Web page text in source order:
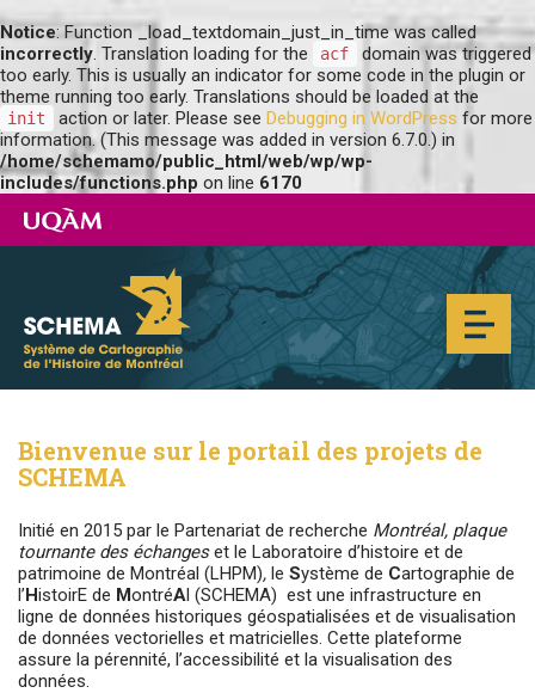
Notice: Function _load_textdomain_just_in_time was called
incorrectly. Translation loading for the acf
domain was triggered
too early. This is usually an indicator for some code in the plugin or
theme running too early. Translations should be loaded at the
init action or later. Please see Debugging in WordPress for more
information. (This message was added in version 6.7.0.) in
/home/schemamo/public_html/web/wp/wp-
includes/functions.php on line 6170
Bienvenue sur le portail des projets de
SCHEMA
Initié en 2015 par le Partenariat de recherche Montréal, plaque
tournante des échangeset le Laboratoire d’histoire et de
patrimoine de Montréal (LHPM), le Système de Cartographie de
l’HistoirE de MontréAl (SCHEMA) est une infrastructure en
ligne de données historiques géospatialisées et de visualisation
de données vectorielles et matricielles. Cette plateforme
assure la pérennité, l’accessibilité et la visualisation des
données.